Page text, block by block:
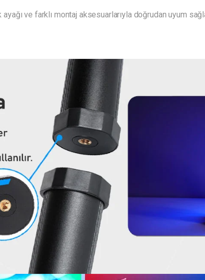
ayağı ve farklı montaj aksesuarlarıyla doğrudan uyum